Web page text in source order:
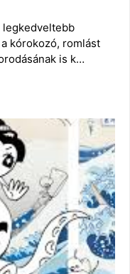
legkedveltebb
kórokozó, romlást
is k…